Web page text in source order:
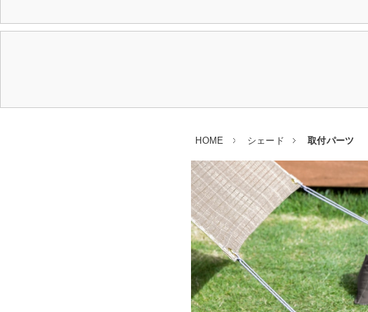
HOME シェード 取付パーツ